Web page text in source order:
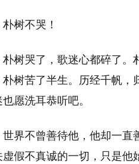
朴树不哭！
朴树哭了，歌迷心都碎了。
朴树苦了半生。历经千帆，
愿洗耳恭听吧。
世界不曾善待他，他却一直
虚假不真诚的一切，只是他